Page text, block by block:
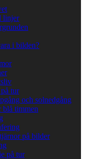
linjer
i bilden?
tur
och solnedgång
blå timmen
på bilder
på tur